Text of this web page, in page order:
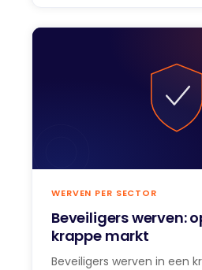
WERVEN PER SECTOR
Beveiligers werven:
krappe markt
Beveiligers werven in een